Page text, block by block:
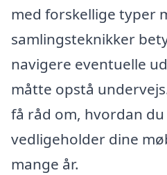
med forskellige typer
samlingsteknikker
navigere eventuelle
måtte opstå
få råd om, hvordan
vedligeholder dine
mange år.